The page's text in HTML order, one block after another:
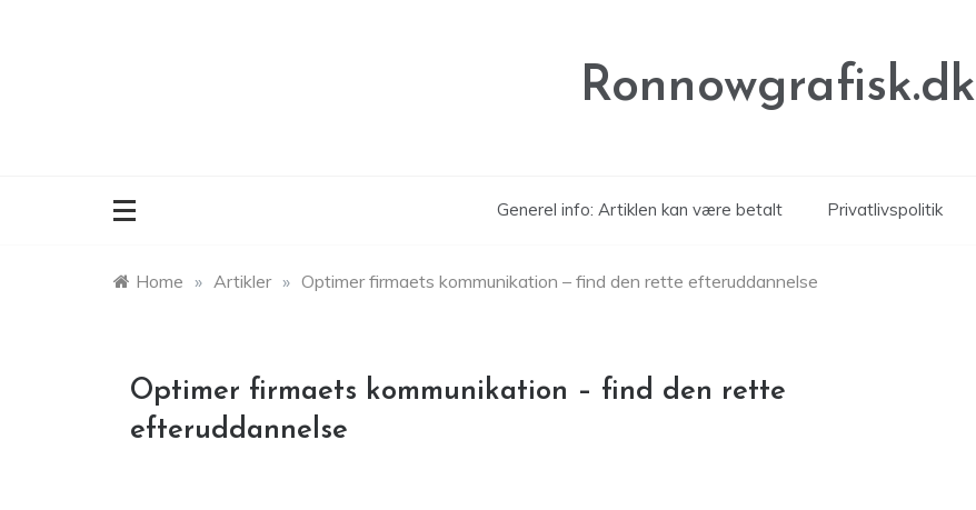
Ronnowgrafisk.dk
Generel info: Artiklen kan være betalt Privatlivspolitik
Home » Artikler » Optimer firmaets kommunikation – find den rette efteruddannelse
Optimer firmaets kommunikation – find den rette
efteruddannelse